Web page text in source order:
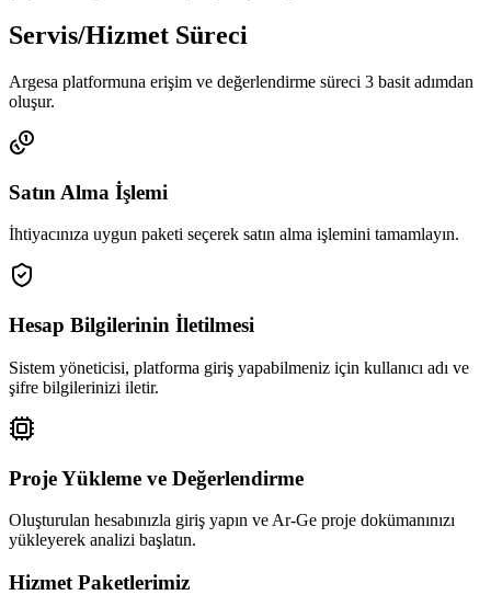
Servis/Hizmet Süreci
Argesa platformuna erişim ve değerlendirme süreci 3 basit adımdan
oluşur.
Satın Alma İşlemi
İhtiyacınıza uygun paketi seçerek satın alma işlemini tamamlayın.
Hesap Bilgilerinin İletilmesi
Sistem yöneticisi, platforma giriş yapabilmeniz için kullanıcı adı ve
şifre bilgilerinizi iletir.
Proje Yükleme ve Değerlendirme
Oluşturulan hesabınızla giriş yapın ve Ar-Ge proje dokümanınızı
yükleyerek analizi başlatın.
Hizmet Paketlerimiz